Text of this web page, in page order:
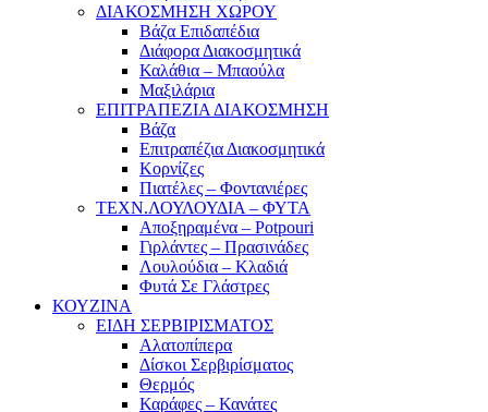
ΔΙΑΚΟΣΜΗΣΗ ΧΩΡΟΥ
Βάζα Επιδαπέδια
Διάφορα Διακοσμητικά
Καλάθια – Μπαούλα
Μαξιλάρια
ΕΠΙΤΡΑΠΕΖΙΑ ΔΙΑΚΟΣΜΗΣΗ
Βάζα
Επιτραπέζια Διακοσμητικά
Κορνίζες
Πιατέλες – Φοντανιέρες
ΤΕΧΝ.ΛΟΥΛΟΥΔΙΑ – ΦΥΤΑ
Αποξηραμένα – Potpouri
Γιρλάντες – Πρασινάδες
Λουλούδια – Κλαδιά
Φυτά Σε Γλάστρες
ΚΟΥΖΙΝΑ
ΕΙΔΗ ΣΕΡΒΙΡΙΣΜΑΤΟΣ
Αλατοπίπερα
Δίσκοι Σερβιρίσματος
Θερμός
Καράφες – Κανάτες